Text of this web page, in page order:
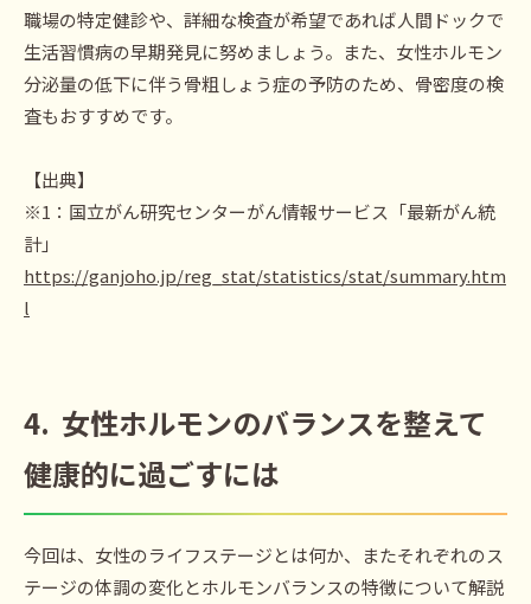
職場の特定健診や、詳細な検査が希望であれば人間ドックで
生活習慣病の早期発見に努めましょう。また、女性ホルモン
分泌量の低下に伴う骨粗しょう症の予防のため、骨密度の検
査もおすすめです。
【出典】
※1：国立がん研究センターがん情報サービス「最新がん統
計」
https://ganjoho.jp/reg_stat/statistics/stat/summary.htm
l
4. 女性ホルモンのバランスを整えて
健康的に過ごすには
今回は、女性のライフステージとは何か、またそれぞれのス
テージの体調の変化とホルモンバランスの特徴について解説